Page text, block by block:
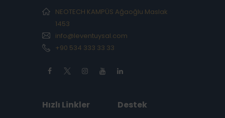
NEOTECH KAMPÜS Ağaoğlu Maslak
1453
info@leventuysal.com
+90 534 333 33 33
Hızlı Linkler Destek